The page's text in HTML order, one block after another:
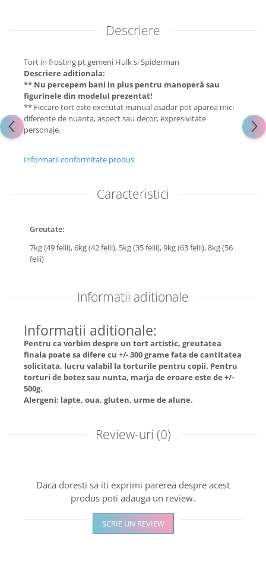
Descriere
Tort in frosting pt gemeni Hulk si Spiderman
Descriere aditionala:
** Nu percepem bani in plus pentru manoperă sau
figurinele din modelul prezentat!
** Fiecare tort este executat manual asadar pot aparea mici
diferente de nuanta, aspect sau decor, expresivitate
personaje.
Informatii conformitate produs
Caracteristici
Greutate:
7kg (49 felii),6kg (42 felii), 5kg (35 felii),9kg (63 felii),8kg (56
felii)
Informatii aditionale
Informatii aditionale:
Pentru ca vorbim despre un tort artistic, greutatea
finala poate sa difere cu +/- 300 grame fata de cantitatea
solicitata, lucru valabil la torturile pentru copii. Pentru
torturi de botez sau nunta, marja de eroare este de +/-
500g.
Alergeni: lapte, oua, gluten, urme de alune.
Review-uri (0)
Daca doresti sa iti exprimi parerea despre acest
produs poti adauga un review.
SCRIE UN REVIEW